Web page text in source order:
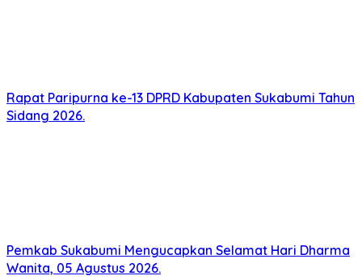
Rapat Paripurna ke-13 DPRD Kabupaten Sukabumi Tahun
Sidang 2026.
Pemkab Sukabumi Mengucapkan Selamat Hari Dharma
Wanita, 05 Agustus 2026.